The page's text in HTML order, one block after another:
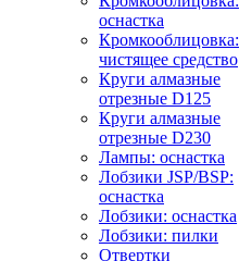
оснастка
Кромкооблицовка:
чистящее средство
Круги алмазные
отрезные D125
Круги алмазные
отрезные D230
Лампы: оснастка
Лобзики JSP/BSP:
оснастка
Лобзики: оснастка
Лобзики: пилки
Отвертки